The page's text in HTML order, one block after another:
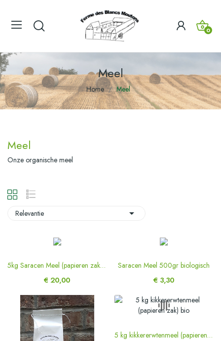
0
Meel
Home Meel
Meel
Onze organische meel
Relevantie 
5kg Saracen Meel (papieren zak) Organisch
€ 20,00
Saracen Meel 500gr biologisch
€ 3,30
5 kg kikkererwtenmeel (papieren zak) bio